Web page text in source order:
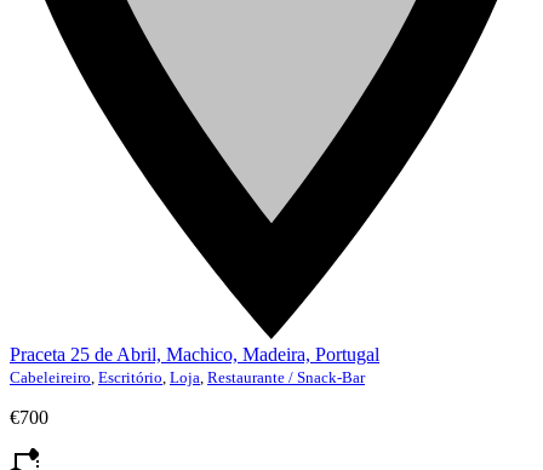
Praceta 25 de Abril, Machico, Madeira, Portugal
Cabeleireiro Escritório Loja Restaurante / Snack-Bar
€700